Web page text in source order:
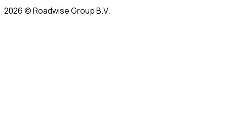
2026©Roadwise Group B.V.